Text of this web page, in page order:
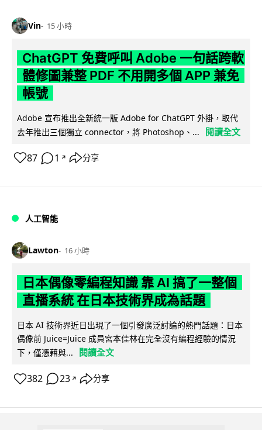
Vin 15 小時
ChatGPT 免費呼叫 Adobe 一句話跨軟
體修圖兼整 PDF 不用開多個 APP 兼免
帳號
Adobe 宣布推出全新統一版 Adobe for ChatGPT 外掛，取代
去年推出三個獨立 connector，將 Photoshop、...
閱讀全文
87 1 ↗ 分享
人工智能
Lawton 16 小時
日本偶像零編程知識 靠 AI 搞了一整個
直播系統 在日本技術界成為話題
日本 AI 技術界近日出現了一個引發廣泛討論的熱門話題：日本
偶像前 Juice=Juice 成員宮本佳林在完全沒有編程經驗的情況
下，僅憑藉與...
閱讀全文
382 23 ↗ 分享